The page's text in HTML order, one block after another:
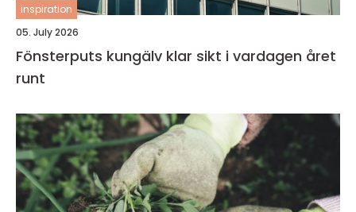
inspiration
05. July 2026
Fönsterputs kungälv klar sikt i vardagen året
runt